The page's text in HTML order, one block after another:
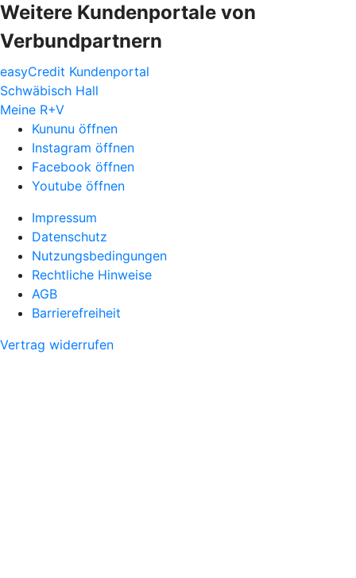
Weitere Kundenportale von
Verbundpartnern
easyCredit Kundenportal
Schwäbisch Hall
Meine R+V
Kununu öffnen
Instagram öffnen
Facebook öffnen
Youtube öffnen
Impressum
Datenschutz
Nutzungsbedingungen
Rechtliche Hinweise
AGB
Barrierefreiheit
Vertrag widerrufen